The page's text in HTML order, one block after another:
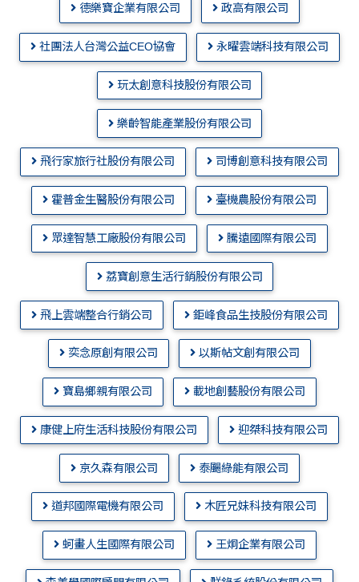
德樂寶企業有限公司 政高有限公司
社團法人台灣公益CEO協會 永曜雲端科技有限公司
玩太創意科技股份有限公司
樂齡智能產業股份有限公司
飛行家旅行社股份有限公司 司博創意科技有限公司
霍普金生醫股份有限公司 臺機農股份有限公司
眾達智慧工廠股份有限公司 騰遠國際有限公司
荔寶創意生活行銷股份有限公司
飛上雲端整合行銷公司 鉅峰食品生技股份有限公司
奕念原創有限公司 以斯帖文創有限公司
寶島鄉親有限公司 載地創藝股份有限公司
康健上府生活科技股份有限公司 迎桀科技有限公司
京久森有限公司 泰颺綠能有限公司
道邦國際電機有限公司 木匠兄妹科技有限公司
蚵畫人生國際有限公司 王炯企業有限公司